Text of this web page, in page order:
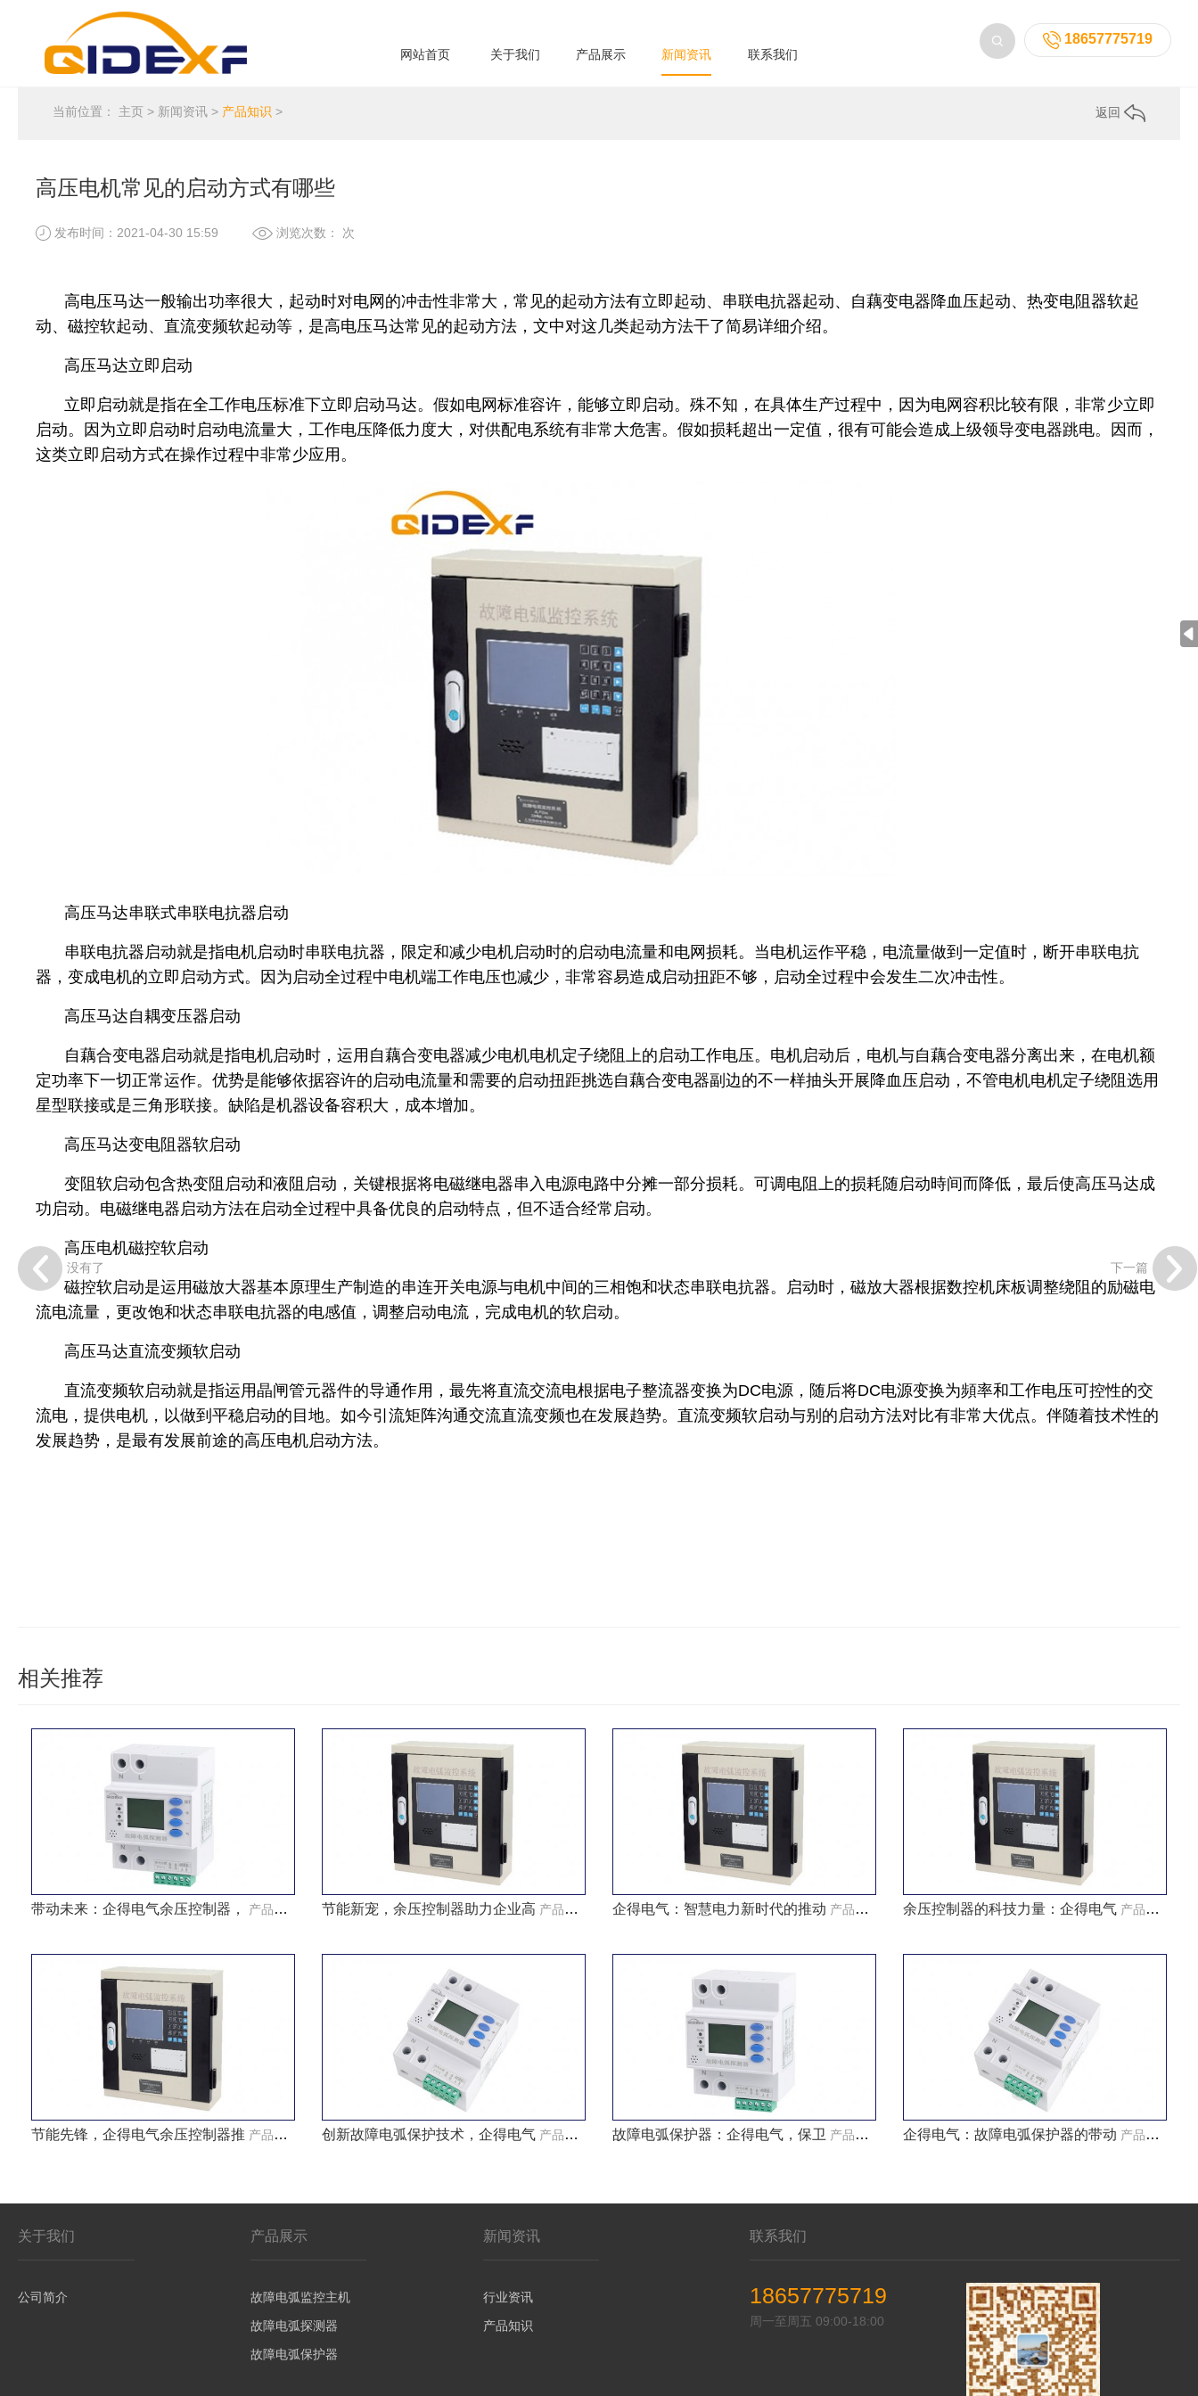
18657775719
网站首页 关于我们 产品展示 新闻资讯 联系我们
当前位置： 主页 > 新闻资讯 > 产品知识 > 返回
高压电机常见的启动方式有哪些
发布时间：2021-04-30 15:59 浏览次数： 次
高电压马达一般输出功率很大，起动时对电网的冲击性非常大，常见的起动方法有立即起动、串联电抗器起动、自藕变电器降血压起动、热变电阻器软起
动、磁控软起动、直流变频软起动等，是高电压马达常见的起动方法，文中对这几类起动方法干了简易详细介绍。
高压马达立即启动
立即启动就是指在全工作电压标准下立即启动马达。假如电网标准容许，能够立即启动。殊不知，在具体生产过程中，因为电网容积比较有限，非常少立即
启动。因为立即启动时启动电流量大，工作电压降低力度大，对供配电系统有非常大危害。假如损耗超出一定值，很有可能会造成上级领导变电器跳电。因而，
这类立即启动方式在操作过程中非常少应用。
高压马达串联式串联电抗器启动
串联电抗器启动就是指电机启动时串联电抗器，限定和减少电机启动时的启动电流量和电网损耗。当电机运作平稳，电流量做到一定值时，断开串联电抗
器，变成电机的立即启动方式。因为启动全过程中电机端工作电压也减少，非常容易造成启动扭距不够，启动全过程中会发生二次冲击性。
高压马达自耦变压器启动
自藕合变电器启动就是指电机启动时，运用自藕合变电器减少电机电机定子绕阻上的启动工作电压。电机启动后，电机与自藕合变电器分离出来，在电机额
定功率下一切正常运作。优势是能够依据容许的启动电流量和需要的启动扭距挑选自藕合变电器副边的不一样抽头开展降血压启动，不管电机电机定子绕阻选用
星型联接或是三角形联接。缺陷是机器设备容积大，成本增加。
高压马达变电阻器软启动
变阻软启动包含热变阻启动和液阻启动，关键根据将电磁继电器串入电源电路中分摊一部分损耗。可调电阻上的损耗随启动時间而降低，最后使高压马达成
功启动。电磁继电器启动方法在启动全过程中具备优良的启动特点，但不适合经常启动。
高压电机磁控软启动
磁控软启动是运用磁放大器基本原理生产制造的串连开关电源与电机中间的三相饱和状态串联电抗器。启动时，磁放大器根据数控机床板调整绕阻的励磁电
流电流量，更改饱和状态串联电抗器的电感值，调整启动电流，完成电机的软启动。
高压马达直流变频软启动
直流变频软启动就是指运用晶闸管元器件的导通作用，最先将直流交流电根据电子整流器变换为DC电源，随后将DC电源变换为頻率和工作电压可控性的交
流电，提供电机，以做到平稳启动的目地。如今引流矩阵沟通交流直流变频也在发展趋势。直流变频软启动与别的启动方法对比有非常大优点。伴随着技术性的
发展趋势，是最有发展前途的高压电机启动方法。
没有了 下一篇
相关推荐
带动未来：企得电气余压控制器， 产品知识 节能新宠，余压控制器助力企业高 产品知识 企得电气：智慧电力新时代的推动 产品知识 余压控制器的科技力量：企得电气 产品知识
节能先锋，企得电气余压控制器推 产品知识 创新故障电弧保护技术，企得电气 产品知识 故障电弧保护器：企得电气，保卫 产品知识 企得电气：故障电弧保护器的带动 产品知识
关于我们
公司简介
产品展示
故障电弧监控主机
故障电弧探测器
故障电弧保护器
新闻资讯
行业资讯
产品知识
联系我们
18657775719
周一至周五 09:00-18:00